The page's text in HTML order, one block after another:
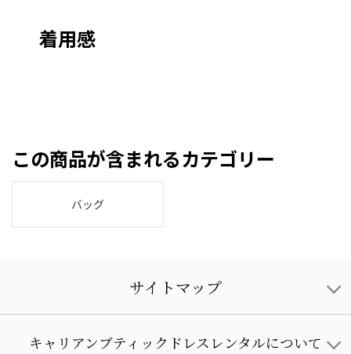
着用感
この商品が含まれるカテゴリー
バッグ
サイトマップ
キャリアンブティックドレスレンタルについて